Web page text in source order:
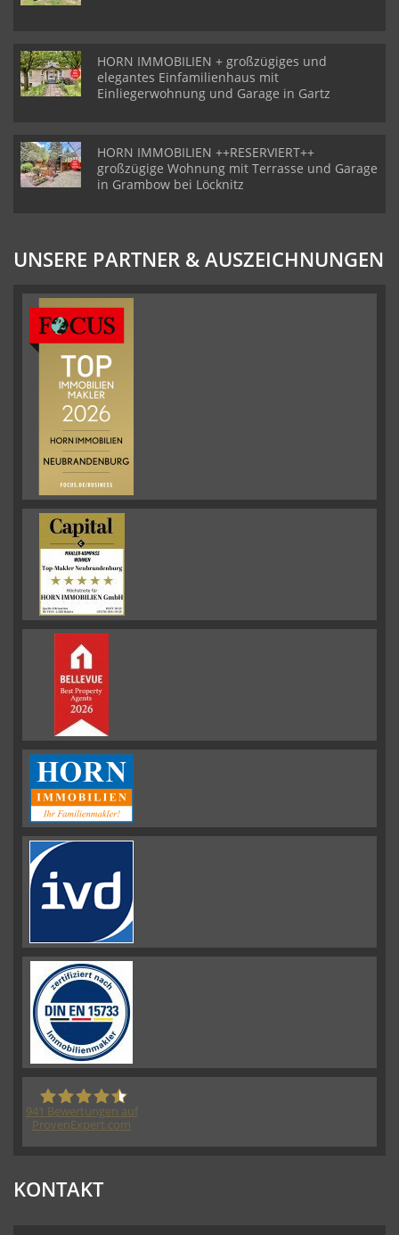
HORN IMMOBILIEN + großzügiges und
elegantes Einfamilienhaus mit
Einliegerwohnung und Garage in Gartz
HORN IMMOBILIEN ++RESERVIERT++
großzügige Wohnung mit Terrasse und Garage
in Grambow bei Löcknitz
UNSERE PARTNER & AUSZEICHNUNGEN
HORN IMMOBILIEN GmbH
941 Bewertungen auf
ProvenExpert.com
KONTAKT